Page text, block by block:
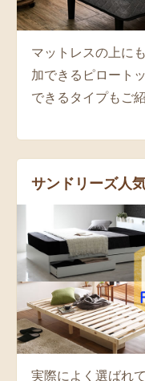
マットレスの上に
加できるピロート
できるタイプもご
サンドリーズ人
実際によく選ばれ